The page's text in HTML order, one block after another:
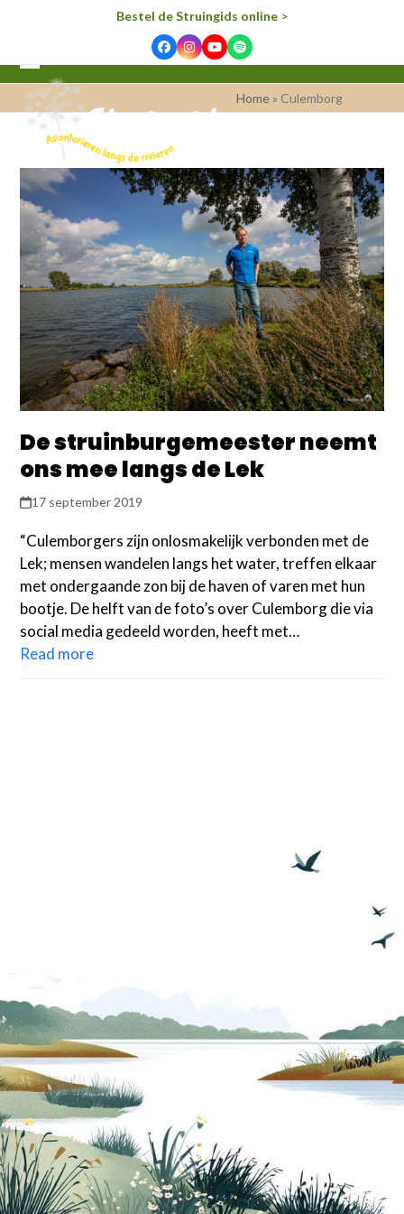
Bestel de Struingids online>
FacebookInstagram
YouTube
Spotify
Open
mobile
menu
Close
mobile
menu
Home » Culemborg
De struinburgemeester neemt
ons mee langs de Lek
17 september 2019
“Culemborgers zijn onlosmakelijk verbonden met de
Lek; mensen wandelen langs het water, treffen elkaar
met ondergaande zon bij de haven of varen met hun
bootje. De helft van de foto’s over Culemborg die via
social media gedeeld worden, heeft met…
Read more